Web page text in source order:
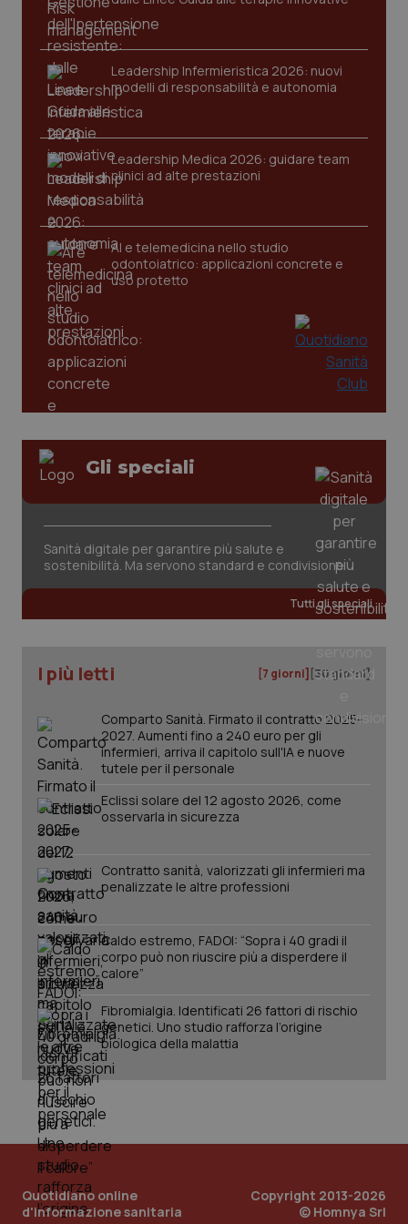
Leadership Infermieristica 2026: nuovi
modelli di responsabilità e autonomia
Leadership Medica 2026: guidare team
clinici ad alte prestazioni
AI e telemedicina nello studio
odontoiatrico: applicazioni concrete e
uso protetto
Gli speciali
Sanità digitale per garantire più salute e
sostenibilità. Ma servono standard e condivisione
Tutti gli speciali
I più letti [7 giorni] [30 giorni]
Comparto Sanità. Firmato il contratto 2025-
2027. Aumenti fino a 240 euro per gli
infermieri, arriva il capitolo sull'IA e nuove
tutele per il personale
Eclissi solare del 12 agosto 2026, come
osservarla in sicurezza
Contratto sanità, valorizzati gli infermieri ma
penalizzate le altre professioni
Caldo estremo, FADOI: “Sopra i 40 gradi il
corpo può non riuscire più a disperdere il
calore”
Fibromialgia. Identificati 26 fattori di rischio
genetici. Uno studio rafforza l’origine
biologica della malattia
Quotidiano online
d'informazione sanitaria
Copyright 2013-2026
© Homnya Srl
Nome
Fornitore /Dominio
VISITOR_PRIVACY_METADATA
.youtube.com
CookieScriptConsent
CookieScript
www.quotidianosanita.it
tracking-sites-ironfish-
tracking-enable
www.quotidianosanita.it
session-id
_ga